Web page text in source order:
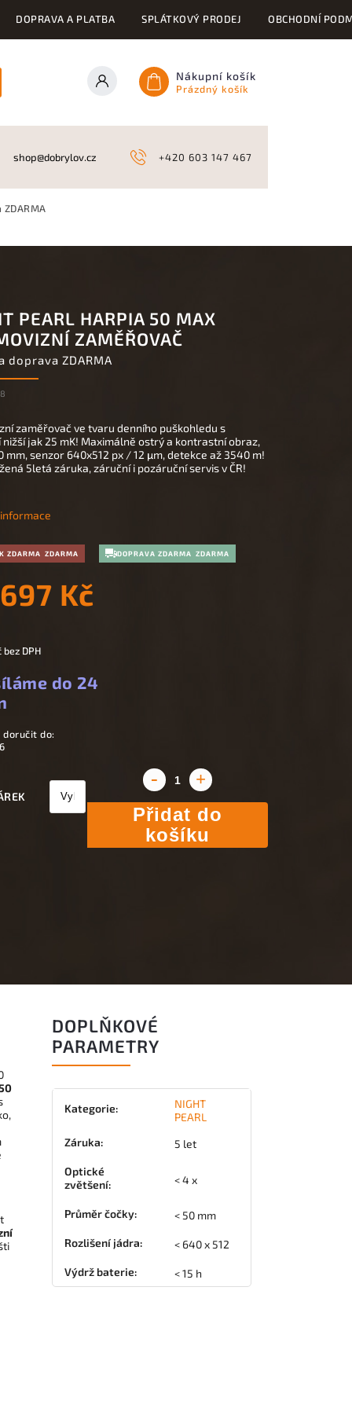
DOPRAVA A PLATBA SPLÁTKOVÝ PRODEJ OBCHODNÍ
Nákupní košík
Prázdný košík
KYNOLOGICKÉ POTŘEBY NAHÁŇKY A LOV
+420 603 147 467
shop@dobrylov.cz
PEARL HARPIA 50 MAX
ZAMĚŘOVAČ
doprava ZDARMA
ZDARMA DOPRAVA ZDARMA
Kč
bez DPH
do 24
doručit do:
Přidat do
košíku
zaměřovač ve tvaru denního puškohledu s
jak 25 mK! Maximálně ostrý a kontrastní obraz,
mm, senzor 640x512 px / 12 μm, detekce až 3540 m!
5letá záruka, záruční i pozáruční servis v ČR!
DOPLŇKOVÉ
PARAMETRY
Kategorie:
NIGHT
PEARL
Záruka: 5 let
Optické
zvětšení: < 4 x
Průměr čočky: < 50 mm
Rozlišení jádra: < 640 x 512
Výdrž baterie: < 15 h